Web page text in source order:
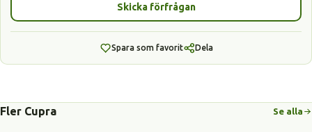
Skicka förfrågan
Spara som favorit Dela
Fler Cupra Se alla